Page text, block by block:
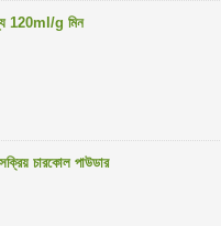
120ml/g মিন
চারকোল পাউডার